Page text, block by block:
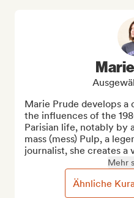
Marie Prude develops a
the influences of the
Parisian life, notably by
mass (mess) Pulp, a
journalist, she creates a
Mehr
Ähnliche